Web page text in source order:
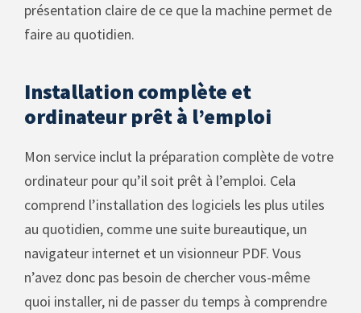
présentation claire de ce que la machine permet de
faire au quotidien.
Installation complète et
ordinateur prêt à l’emploi
Mon service inclut la préparation complète de votre
ordinateur pour qu’il soit prêt à l’emploi. Cela
comprend l’installation des logiciels les plus utiles
au quotidien, comme une suite bureautique, un
navigateur internet et un visionneur PDF. Vous
n’avez donc pas besoin de chercher vous-même
quoi installer, ni de passer du temps à comprendre